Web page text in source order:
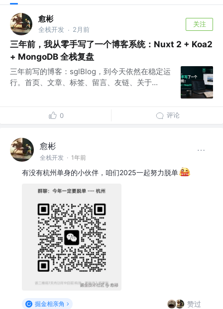
愈彬
全栈开发 · 2月前
关注
三年前，我从零手写了一个博客系统：Nuxt 2 + Koa2
+ MongoDB 全栈复盘
三年前写的博客：sglBlog，到今天依然在稳定运
行。首页、文章、标签、留言、友链、关于...
0 评论
愈彬
全栈开发 · 1年前
有没有杭州单身的小伙伴，咱们2025一起努力脱单
掘金相亲角 赞过